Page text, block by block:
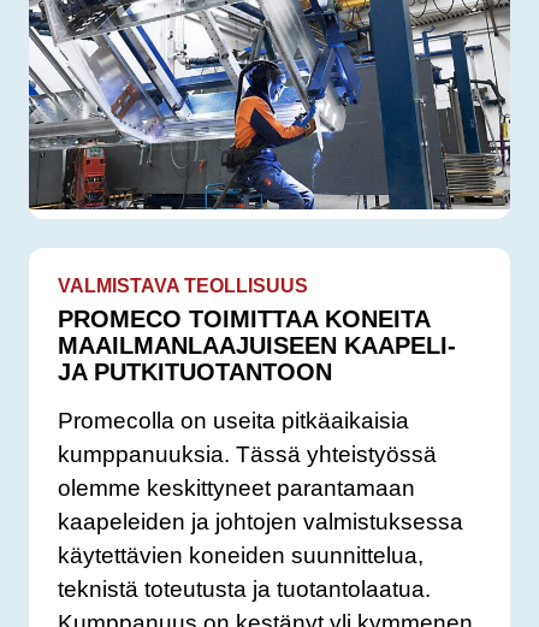
VALMISTAVA TEOLLISUUS
PROMECO TOIMITTAA KONEITA
MAAILMANLAAJUISEEN KAAPELI-
JA PUTKITUOTANTOON
Promecolla on useita pitkäaikaisia
kumppanuuksia. Tässä yhteistyössä
olemme keskittyneet parantamaan
kaapeleiden ja johtojen valmistuksessa
käytettävien koneiden suunnittelua,
teknistä toteutusta ja tuotantolaatua.